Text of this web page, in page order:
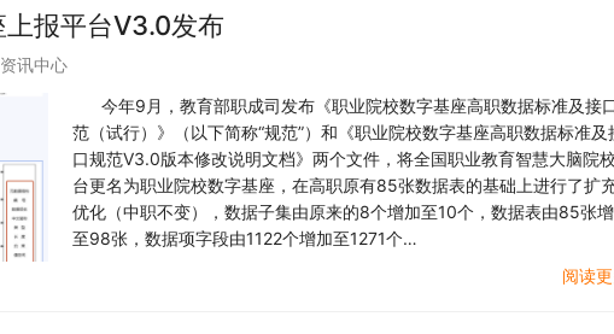
报平台V3.0发布
资讯中心
今年9月，教育部职成司发布《职业院校数字基座高职数据标准及接
范（试行）》（以下简称“规范”）和《职业院校数字基座高职数据标准及
口规范V3.0版本修改说明文档》两个文件，将全国职业教育智慧大脑院
台更名为职业院校数字基座，在高职原有85张数据表的基础上进行了扩
优化（中职不变），数据子集由原来的8个增加至10个，数据表由85张
至98张，数据项字段由1122个增加至1271个…
阅读